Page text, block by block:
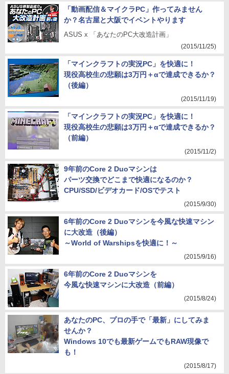
「動画配信＆マイクラPC」作ってみません
か？名古屋と大阪でイベントやります
ASUS x 「あなたのPC大改造計画」
(2015/11/25)
「マインクラフトの実況PC」を快適に！
現役高校生の悲願は3万円＋αで達成できるか？
（後編）
(2015/11/19)
「マインクラフトの実況PC」を快適に！
現役高校生の悲願は3万円＋αで達成できるか？
（前編）
(2015/11/2)
9年前のCore 2 Duoマシンは
パーツ交換でどこまで快適になるのか？
CPU/SSD/ビデオカード/OSでテスト
(2015/9/30)
6年前のCore 2 Duoマシンを今風な快速マシン
に大改造（後編）
～World of Warshipsを快適に！～
(2015/9/16)
6年前のCore 2 Duoマシンを
今風な快速マシンに大改造（前編）
(2015/8/24)
あなたのPC、プロの手で「最新」にしてみま
せんか？
Windows 10でも最新ゲームでもRAW現像で
も！
(2015/8/17)